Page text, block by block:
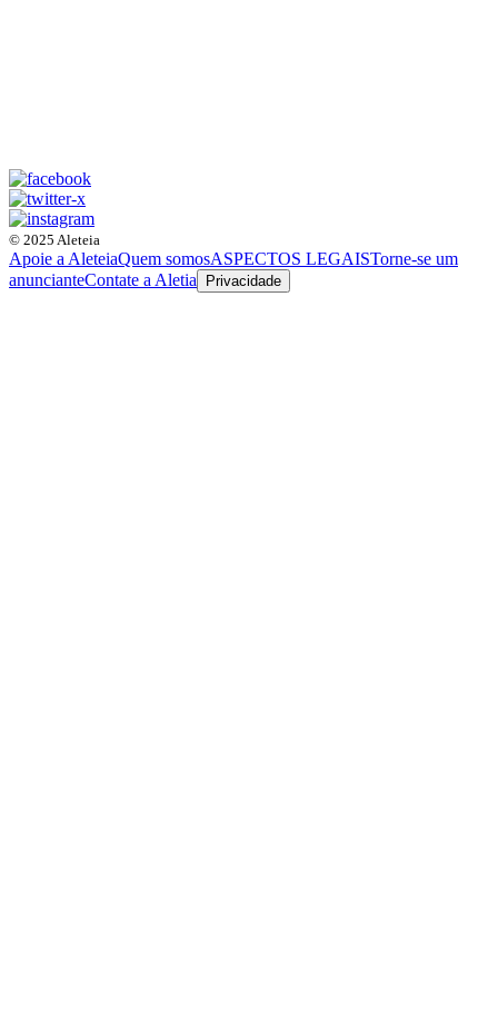
© 2025 Aleteia
Apoie a AleteiaQuem somosASPECTOS LEGAISTorne-se um
anuncianteContate a Aletia Privacidade